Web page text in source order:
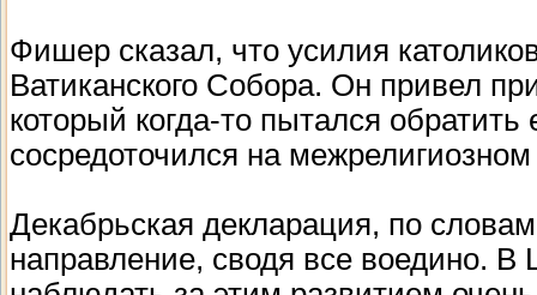
Фишер сказал, что усилия
Ватиканского Собора. Он привел
который когда-то пытался
сосредоточился на межрелигиозном
Декабрьская декларация, по
направление, сводя все воедино. В